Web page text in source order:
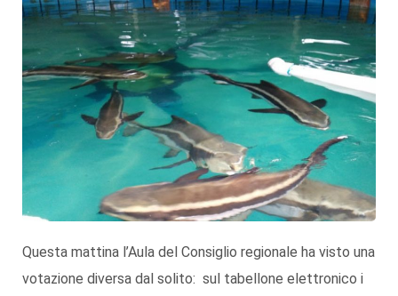
Questa mattina l’Aula del Consiglio regionale ha visto una
votazione diversa dal solito: sul tabellone elettronico i